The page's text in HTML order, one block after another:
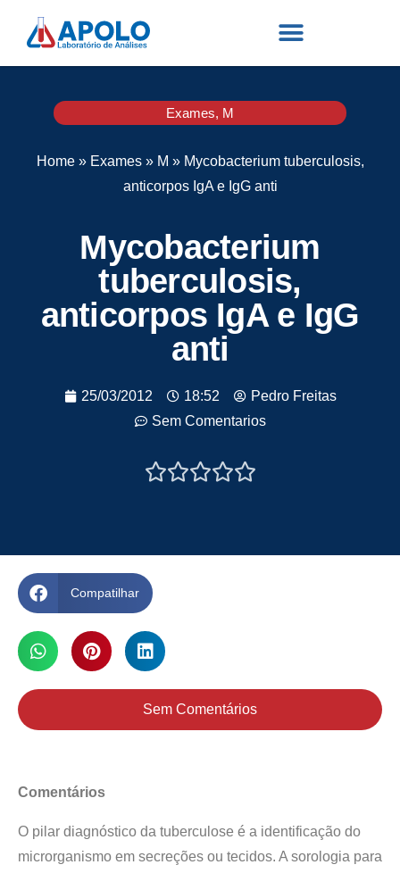
Exames, M
Home» Exames» M » Mycobacterium tuberculosis,
anticorpos IgA e IgG anti
Mycobacterium
tuberculosis,
anticorpos IgA e IgG
anti
25/03/2012 18:52
Pedro Freitas
Sem Comentarios

Compatilhar
Sem Comentários
Comentários
O pilar diagnóstico da tuberculose é a identificação do
microrganismo em secreções ou tecidos. A sorologia para